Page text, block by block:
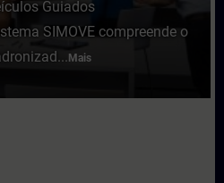
Guiados
SIMOVE compreende o
Mais